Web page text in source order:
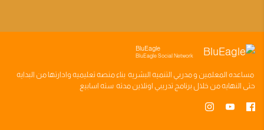
BluEagle
BluEagle Social Network
مساعده المعلمين ومدربي التنميه البشريه بناءمنصه تعليميه وادارتها من البدايه
حتى النهايه من خلال برنامج تدريبي اونلاين مدته سته اسابيع